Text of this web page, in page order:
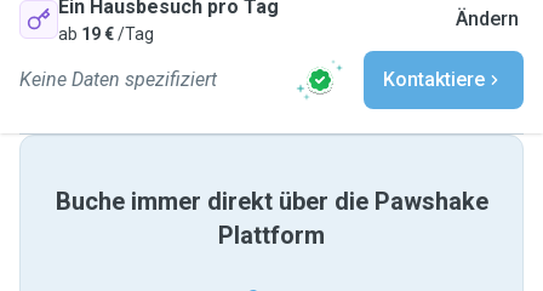
Ein Hausbesuch pro Tag
ab 19 €/Tag
Ändern
Keine Daten spezifiziert Kontaktiere
Buche immer direkt über die Pawshake
Plattform